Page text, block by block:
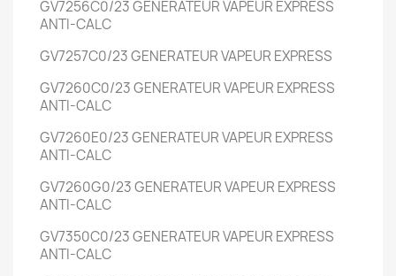
GV7256C0/23GENERATEUR VAPEUR EXPRESS
ANTI-CALC
GV7257C0/23GENERATEUR VAPEUR EXPRESS
GV7260C0/23GENERATEUR VAPEUR EXPRESS
ANTI-CALC
GV7260E0/23GENERATEUR VAPEUR EXPRESS
ANTI-CALC
GV7260G0/23GENERATEUR VAPEUR EXPRESS
ANTI-CALC
GV7350C0/23GENERATEUR VAPEUR EXPRESS
ANTI-CALC